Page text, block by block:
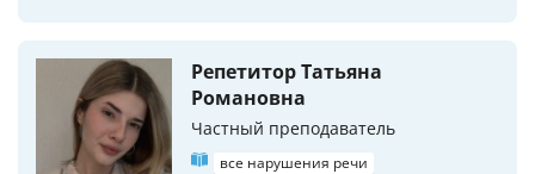
Репетитор Татьяна
Романовна
Частный преподаватель
все нарушения речи